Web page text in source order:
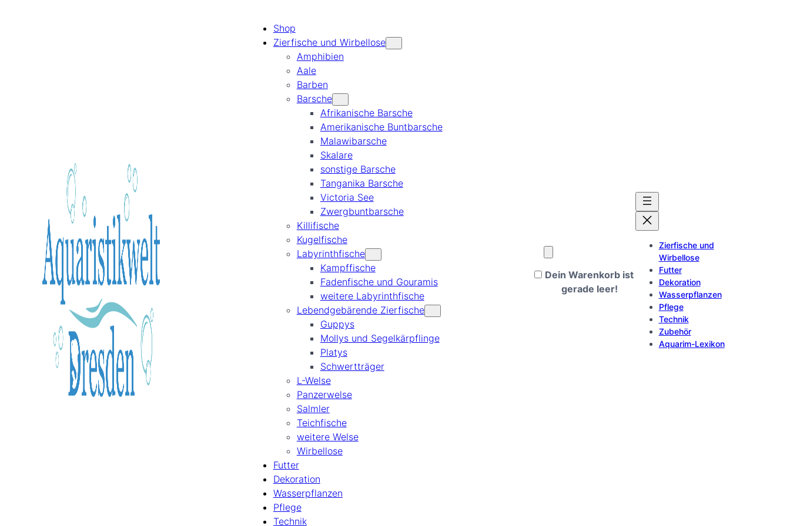
Shop
Zierfische und Wirbellose
Amphibien
Aale
Barben
Barsche
Afrikanische Barsche
Amerikanische Buntbarsche
Malawibarsche
Skalare
sonstige Barsche
Tanganika Barsche
Victoria See
Zwergbuntbarsche
Killifische
Kugelfische
Labyrinthfische
Kampffische
Fadenfische und Gouramis
weitere Labyrinthfische
Lebendgebärende Zierfische
Guppys
Mollys und Segelkärpflinge
Platys
Schwertträger
L-Welse
Panzerwelse
Salmler
Teichfische
weitere Welse
Wirbellose
Futter
Dekoration
Wasserpflanzen
Pflege
Technik
Dein Warenkorb ist
gerade leer!
Zierfische und
Wirbellose
Futter
Dekoration
Wasserpflanzen
Pflege
Technik
Zubehör
Aquarim-Lexikon